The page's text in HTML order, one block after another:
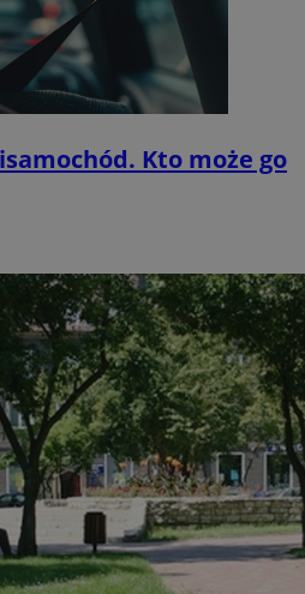
Kto może go